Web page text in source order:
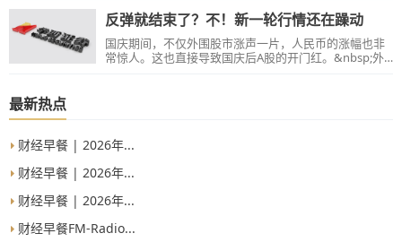
反弹就结束了？不！新一轮行情还在躁动
国庆期间，不仅外围股市涨声一片，人民币的涨幅也非
常惊人。这也直接导致国庆后A股的开门红。&nbsp;外
&nbsp; &nbsp; &nbsp; &nbsp; &nbsp; &nbsp; &nbsp;
最新热点
财经早餐 | 2026年...
财经早餐 | 2026年...
财经早餐 | 2026年...
财经早餐FM-Radio...